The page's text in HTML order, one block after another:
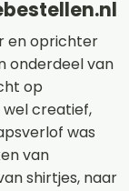
en oprichter
onderdeel van
op
wel creatief,
was
van
shirtjes, naar